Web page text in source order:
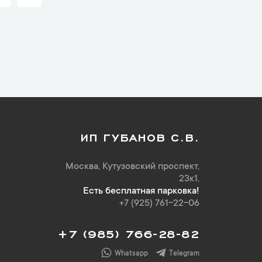
ИП ГУБАНОВ С.В.
Москва, Кутузовский проспект,
23к1,
Есть бесплатная парковка!
+7 (925) 761-22-06
+7 (985) 766-28-82
Whatsapp Telegram